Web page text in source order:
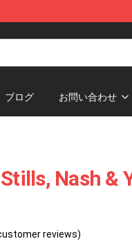
ブログ お問い合わせ
Nash &
reviews)